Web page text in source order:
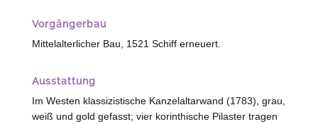
Vorgängerbau
Mittelalterlicher Bau, 1521 Schiff erneuert.
Ausstattung
Im Westen klassizistische Kanzelaltarwand (1783), grau,
weiß und gold gefasst; vier korinthische Pilaster tragen